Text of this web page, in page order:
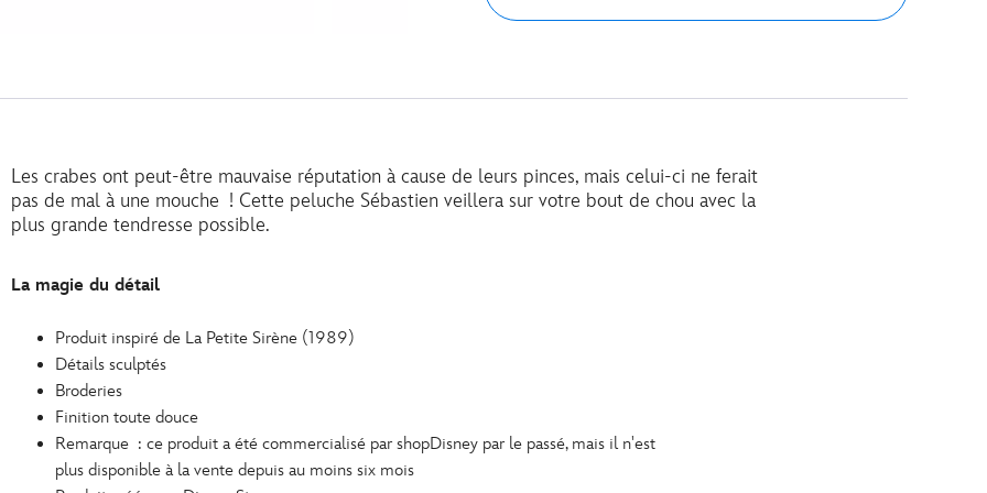
Les crabes ont peut-être mauvaise réputation à cause de leurs pinces, mais celui-ci ne ferait
pas de mal à une mouche ! Cette peluche Sébastien veillera sur votre bout de chou avec la
plus grande tendresse possible.
La magie du détail
Produit inspiré de La Petite Sirène (1989)
Détails sculptés
Broderies
Finition toute douce
Remarque : ce produit a été commercialisé par shopDisney par le passé, mais il n'est
plus disponible à la vente depuis au moins six mois